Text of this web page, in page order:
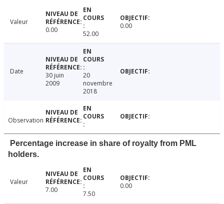
Valeur
0.00
52.00
0.00
Date
30 juin
2009
20
novembre
2018
Observation
Percentage increase in share of royalty from PML
holders.
Valeur
7.00
7.50
0.00